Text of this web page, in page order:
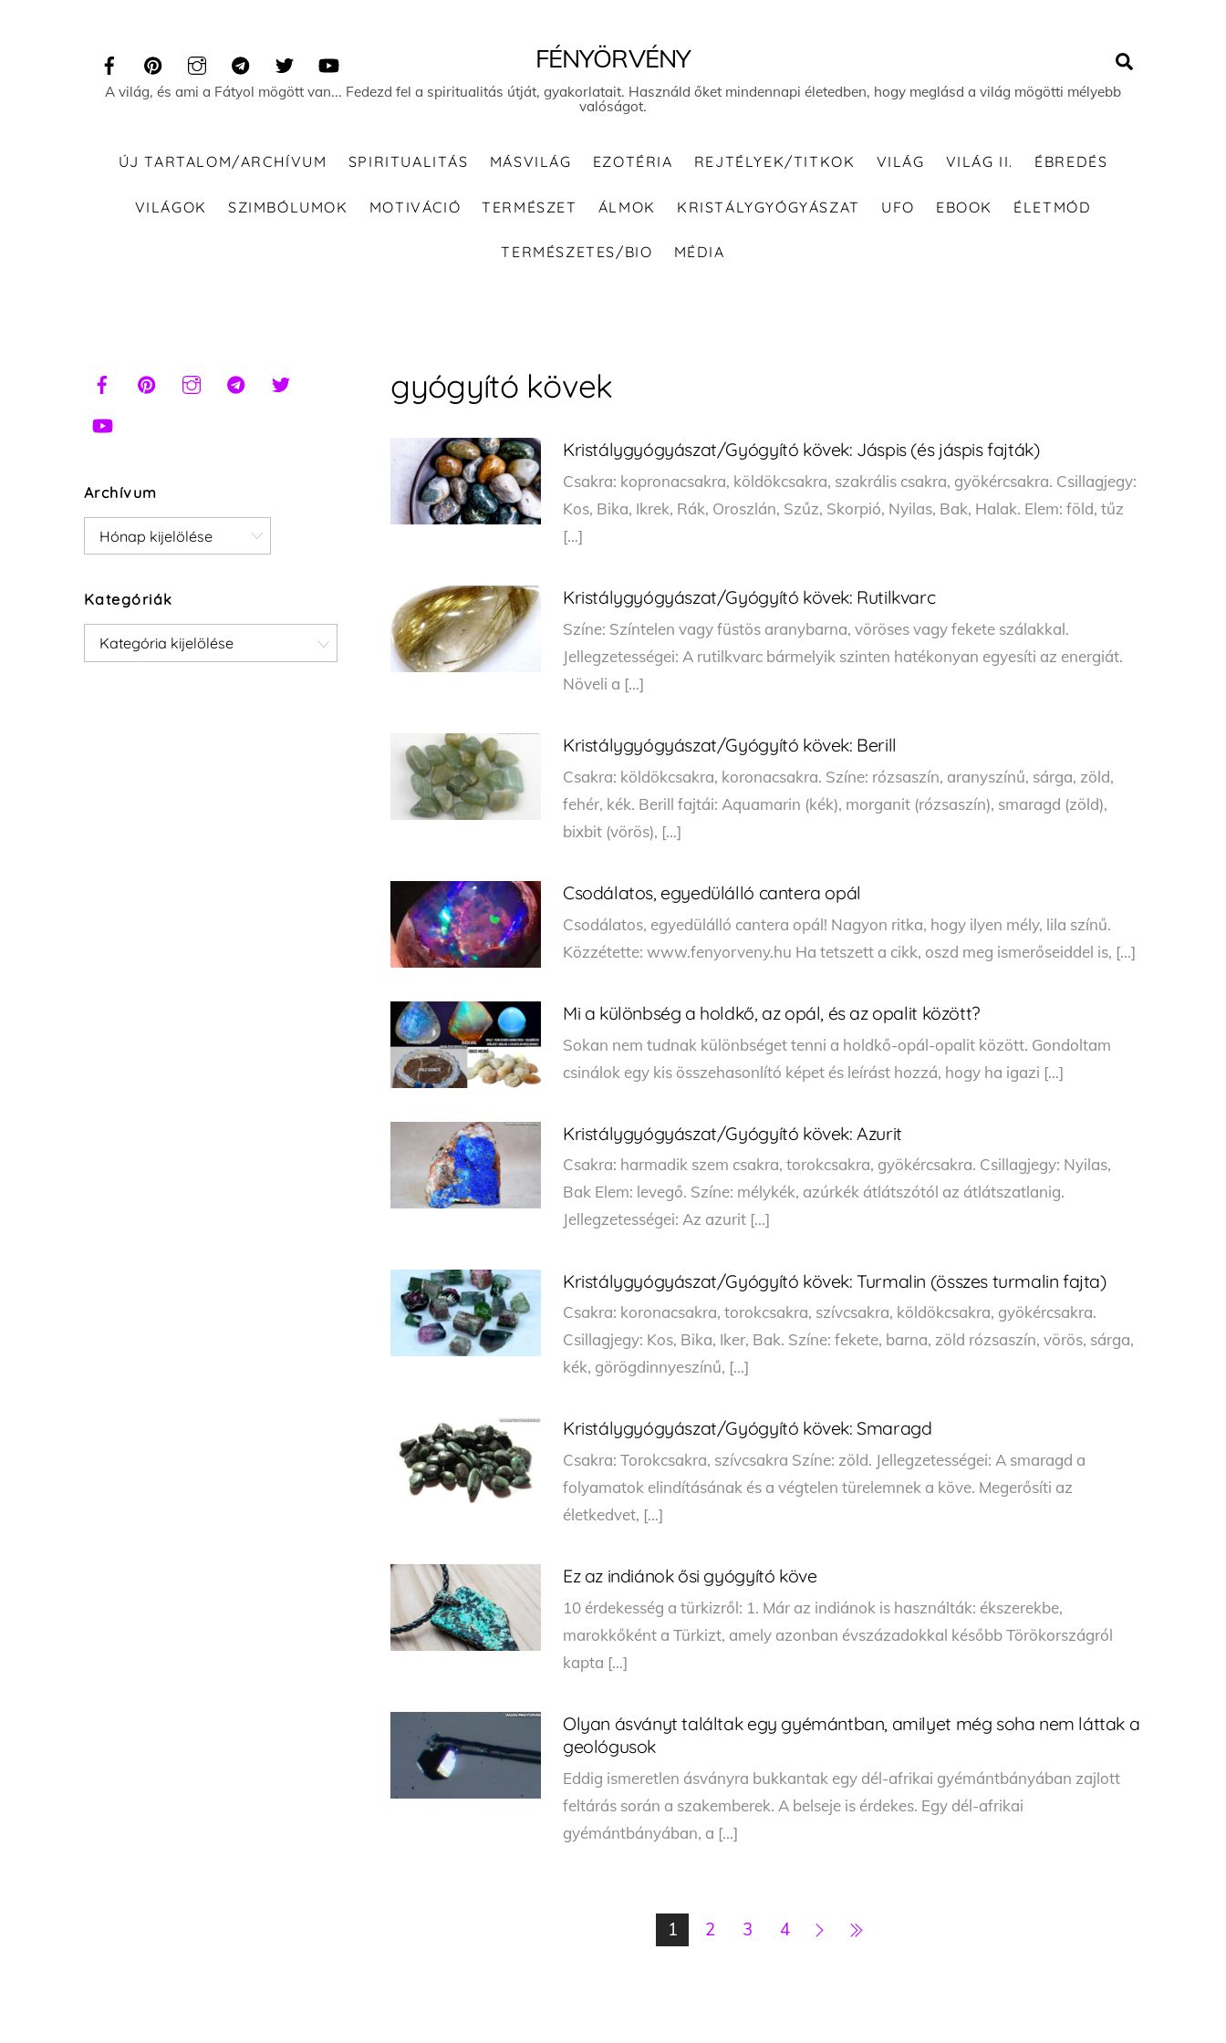
FÉNYÖRVÉNY
A világ, és ami a Fátyol mögött van... Fedezd fel a spiritualitás útját, gyakorlatait. Használd őket mindennapi életedben, hogy meglásd a világ mögötti mélyebb
valóságot.
ÚJ TARTALOM/ARCHÍVUM SPIRITUALITÁS MÁSVILÁG EZOTÉRIA REJTÉLYEK/TITKOK VILÁG VILÁG II. ÉBREDÉS
VILÁGOK SZIMBÓLUMOK MOTIVÁCIÓ TERMÉSZET ÁLMOK KRISTÁLYGYÓGYÁSZAT UFO EBOOK ÉLETMÓD
TERMÉSZETES/BIO MÉDIA
gyógyító kövek
Kristálygyógyászat/Gyógyító kövek: Jáspis (és jáspis fajták)
Csakra: kopronacsakra, köldökcsakra, szakrális csakra, gyökércsakra. Csillagjegy:
Kos, Bika, Ikrek, Rák, Oroszlán, Szűz, Skorpió, Nyilas, Bak, Halak. Elem: föld, tűz
[…]
Kristálygyógyászat/Gyógyító kövek: Rutilkvarc
Színe: Színtelen vagy füstös aranybarna, vöröses vagy fekete szálakkal.
Jellegzetességei: A rutilkvarc bármelyik szinten hatékonyan egyesíti az energiát.
Növeli a […]
Kristálygyógyászat/Gyógyító kövek: Berill
Csakra: köldökcsakra, koronacsakra. Színe: rózsaszín, aranyszínű, sárga, zöld,
fehér, kék. Berill fajtái: Aquamarin (kék), morganit (rózsaszín), smaragd (zöld),
bixbit (vörös), […]
Csodálatos, egyedülálló cantera opál
Csodálatos, egyedülálló cantera opál! Nagyon ritka, hogy ilyen mély, lila színű.
Közzétette: www.fenyorveny.hu Ha tetszett a cikk, oszd meg ismerőseiddel is, […]
Mi a különbség a holdkő, az opál, és az opalit között?
Sokan nem tudnak különbséget tenni a holdkő-opál-opalit között. Gondoltam
csinálok egy kis összehasonlító képet és leírást hozzá, hogy ha igazi […]
Kristálygyógyászat/Gyógyító kövek: Azurit
Csakra: harmadik szem csakra, torokcsakra, gyökércsakra. Csillagjegy: Nyilas,
Bak Elem: levegő. Színe: mélykék, azúrkék átlátszótól az átlátszatlanig.
Jellegzetességei: Az azurit […]
Kristálygyógyászat/Gyógyító kövek: Turmalin (összes turmalin fajta)
Csakra: koronacsakra, torokcsakra, szívcsakra, köldökcsakra, gyökércsakra.
Csillagjegy: Kos, Bika, Iker, Bak. Színe: fekete, barna, zöld rózsaszín, vörös, sárga,
kék, görögdinnyeszínű, […]
Kristálygyógyászat/Gyógyító kövek: Smaragd
Csakra: Torokcsakra, szívcsakra Színe: zöld. Jellegzetességei: A smaragd a
folyamatok elindításának és a végtelen türelemnek a köve. Megerősíti az
életkedvet, […]
Ez az indiánok ősi gyógyító köve
10 érdekesség a türkizről: 1. Már az indiánok is használták: ékszerekbe,
marokkőként a Türkizt, amely azonban évszázadokkal később Törökországról
kapta […]
Olyan ásványt találtak egy gyémántban, amilyet még soha nem láttak a
geológusok
Eddig ismeretlen ásványra bukkantak egy dél-afrikai gyémántbányában zajlott
feltárás során a szakemberek. A belseje is érdekes. Egy dél-afrikai
gyémántbányában, a […]
1 2 3 4
Archívum
Archívum
Kategóriák
Kategóriák